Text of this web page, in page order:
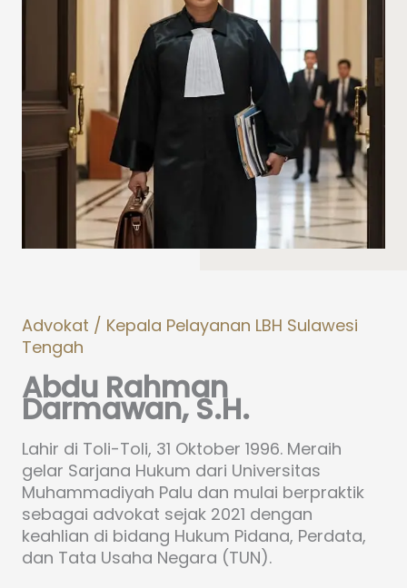
Advokat / Kepala Pelayanan LBH Sulawesi
Tengah
Abdu Rahman
Darmawan, S.H.
Lahir di Toli-Toli, 31 Oktober 1996. Meraih
gelar Sarjana Hukum dari Universitas
Muhammadiyah Palu dan mulai berpraktik
sebagai advokat sejak 2021 dengan
keahlian di bidang Hukum Pidana, Perdata,
dan Tata Usaha Negara (TUN).